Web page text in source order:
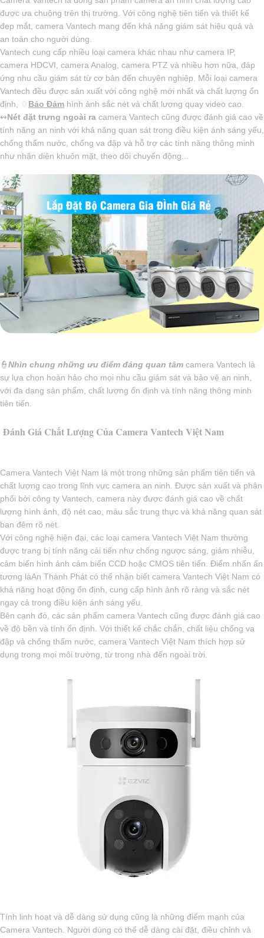
được ưa chuộng trên thị trường. Với công nghệ tiên tiến và thiết kế
đẹp mắt, camera Vantech mang đến khả năng giám sát hiệu quả và
an toàn cho người dùng.
Vantech cung cấp nhiều loại camera khác nhau như camera IP,
camera HDCVI, camera Analog, camera PTZ và nhiều hơn nữa, đáp
ứng nhu cầu giám sát từ cơ bản đến chuyên nghiệp. Mỗi loại camera
Vantech đều được sản xuất với công nghệ mới nhất và chất lượng ổn
định, ♢ Bảo Đảm hình ảnh sắc nét và chất lượng quay video cao.
↭Nét đặt trưng ngoài ra camera Vantech cũng được đánh giá cao về
tính năng an ninh với khả năng quan sát trong điều kiện ánh sáng yếu,
chống thấm nước, chống va đập và hỗ trợ các tính năng thông minh
như nhận diện khuôn mặt, theo dõi chuyển động...
👮Nhìn chung những ưu điểm đáng quan tâm camera Vantech là
sự lựa chọn hoàn hảo cho mọi nhu cầu giám sát và bảo vệ an ninh,
với đa dạng sản phẩm, chất lượng ổn định và tính năng thông minh
tiên tiến.
Đánh Giá Chất Lượng Của Camera Vantech Việt Nam
Camera Vantech Việt Nam là một trong những sản phẩm tiên tiến và
chất lượng cao trong lĩnh vực camera an ninh. Được sản xuất và phân
phối bởi công ty Vantech, camera này được đánh giá cao về chất
lượng hình ảnh, độ nét cao, màu sắc trung thực và khả năng quan sát
ban đêm rõ nét.
Với công nghệ hiện đại, các loại camera Vantech Việt Nam thường
được trang bị tính năng cải tiến như chống ngược sáng, giảm nhiễu,
cảm biến hình ảnh cảm biến CCD hoặc CMOS tiên tiến. Điểm nhấn ấn
tượng làAn Thành Phát có thể nhận biết camera Vantech Việt Nam có
khả năng hoạt động ổn định, cung cấp hình ảnh rõ ràng và sắc nét
ngay cả trong điều kiện ánh sáng yếu.
Bên cạnh đó, các sản phẩm camera Vantech cũng được đánh giá cao
về độ bền và tính ổn định. Với thiết kế chắc chắn, chất liệu chống va
đập và chống thấm nước, camera Vantech Việt Nam thích hợp sử
dụng trong mọi môi trường, từ trong nhà đến ngoài trời.
Tính linh hoạt và dễ dàng sử dụng cũng là những điểm mạnh của
Camera Vantech. Người dùng có thể dễ dàng cài đặt, điều chỉnh và